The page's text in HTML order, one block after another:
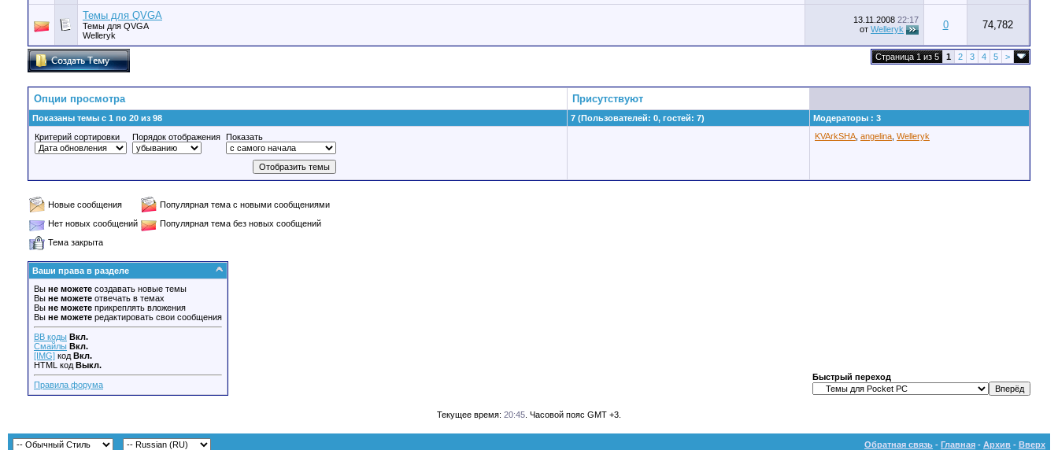
Темы для QVGA
Темы для QVGA
Welleryk
13.11.2008 22:17
от Welleryk 0 74,782
Страница 1 из 5 1 2 3 4 5 >
Опции просмотра Присутствуют
Показаны темы с 1 по 20 из 98 7 (Пользователей: 0, гостей: 7)
Модераторы : 3
Критерий сортировки
Порядок отображения Показать KVArkSHA angelina Welleryk
Новые сообщения
Популярная тема с новыми сообщениями
Нет новых сообщений
Популярная тема без новых сообщений
Тема закрыта
Ваши права в разделе
Вы не можете создавать новые темы
Вы не можете отвечать в темах
Вы не можете прикреплять вложения
Вы не можете редактировать свои сообщения
BB коды Вкл.
Смайлы Вкл.
[IMG] код Вкл.
HTML код Выкл.
Правила форума
Быстрый переход
Текущее время: 20:45 . Часовой пояс GMT +3.
Обратная связь - Главная - Архив - Вверх